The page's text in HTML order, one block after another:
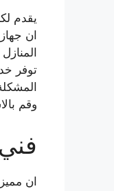
يقدم
ان
توفر
وقم
ان